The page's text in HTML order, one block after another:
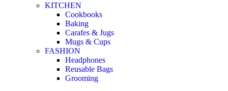
KITCHEN
Cookbooks
Baking
Carafes & Jugs
Mugs & Cups
FASHION
Headphones
Reusable Bags
Grooming